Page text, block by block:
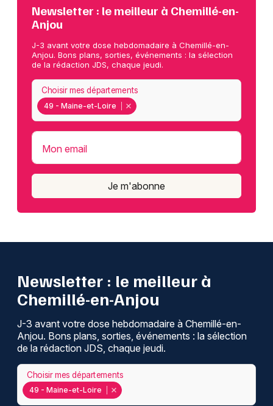
Newsletter : le meilleur à Chemillé-en-
Anjou
J-3 avant votre dose hebdomadaire à Chemillé-en-
Anjou. Bons plans, sorties, événements : la sélection
de la rédaction JDS, chaque jeudi.
49 - Maine-et-Loire
Choisir mes départements
Mon email
Je m'abonne
Newsletter : le meilleur à
Chemillé-en-Anjou
J-3 avant votre dose hebdomadaire à Chemillé-en-
Anjou. Bons plans, sorties, événements : la sélection
de la rédaction JDS, chaque jeudi.
49 - Maine-et-Loire
Choisir mes départements